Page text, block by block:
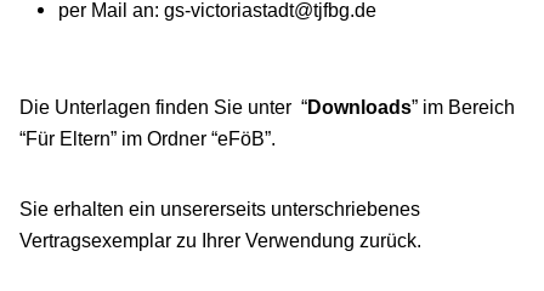
per Mail an: gs-victoriastadt@tjfbg.de
Die Unterlagen finden Sie unter “Downloads” im Bereich
“Für Eltern” im Ordner “eFöB”.
Sie erhalten ein unsererseits unterschriebenes
Vertragsexemplar zu Ihrer Verwendung zurück.